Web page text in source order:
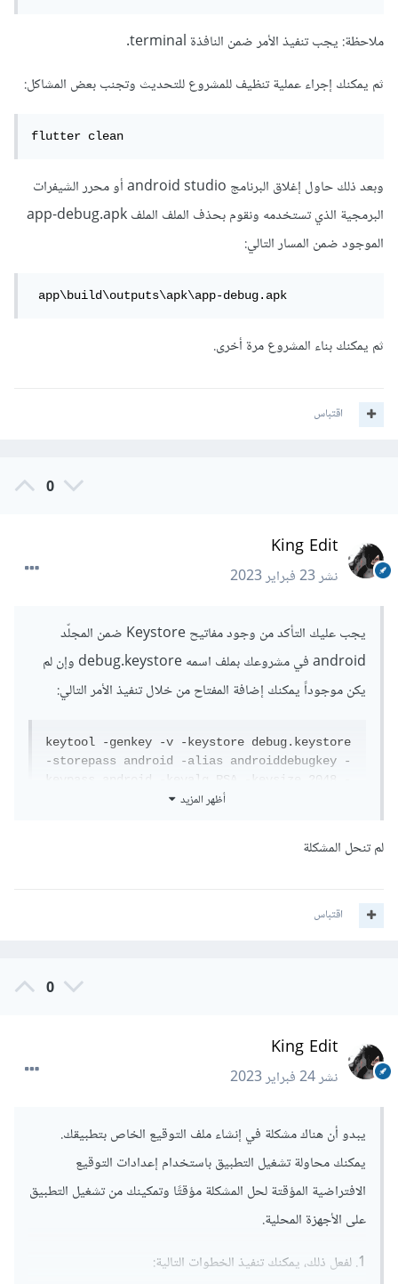
ملاحظة: يجب تنفيذ الأمر ضمن النافذة terminal.
ثم يمكنك إجراء عملية تنظيف للمشروع للتحديث وتجنب بعض المشاكل:
flutter clean
وبعد ذلك حاول إغلاق البرنامج android studio أو محرر الشيفرات
البرمجية الذي تستخدمه ونقوم بحذف الملف الملف app-debug.apk
الموجود ضمن المسار التالي:
app\build\outputs\apk\app-debug.apk
ثم يمكنك بناء المشروع مرة أخرى.
اقتباس
0
King Edit
نشر23 فبراير 2023
يجب عليك التأكد من وجود مفاتيح Keystore ضمن المجلّد
android في مشروعك بملف اسمه debug.keystore وإن لم
يكن موجوداً يمكنك إضافة المفتاح من خلال تنفيذ الأمر التالي:
keytool -genkey -v -keystore debug.keystore
-storepass android -alias androiddebugkey -
keypass android -keyalg RSA -keysize 2048 -
المشاكل:
وبعد ذلك حاول إغلاق البرنامج android studio أو محرر
debug.apk الموجود ضمن المسار التالي:
ثم يمكنك بناء المشروع مرة أخرى.
أظهر المزيد
لم تنحل المشكلة
اقتباس
0
King Edit
نشر24 فبراير 2023
يبدو أن هناك مشكلة في إنشاء ملف التوقيع الخاص بتطبيقك.
يمكنك محاولة تشغيل التطبيق باستخدام إعدادات التوقيع
الافتراضية المؤقتة لحل المشكلة مؤقتًا وتمكينك من تشغيل التطبيق
على الأجهزة المحلية.
1. لفعل ذلك، يمكنك تنفيذ الخطوات التالية: